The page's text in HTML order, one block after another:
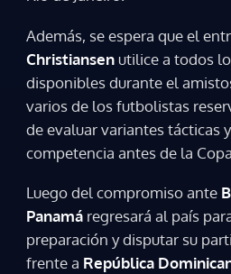
Además, se espera que el
Christiansenutilice a todos
disponibles durante el
varios de los futbolistas
de evaluar variantes tácticas
competencia antes de la
Luego del compromiso ante
Panamá regresará al país
preparación y disputar su
frente a República